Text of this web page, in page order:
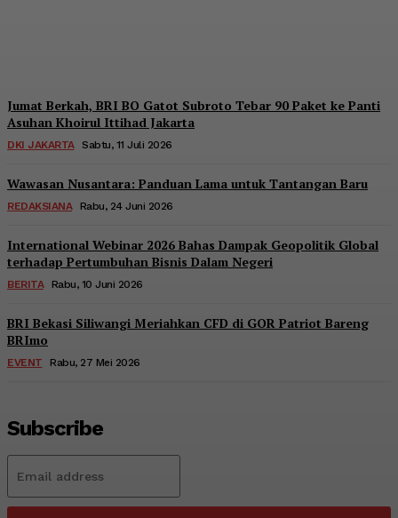
Jumat Berkah, BRI BO Gatot Subroto Tebar 90 Paket ke Panti
Asuhan Khoirul Ittihad Jakarta
DKI JAKARTA Sabtu, 11 Juli 2026
Wawasan Nusantara: Panduan Lama untuk Tantangan Baru
REDAKSIANA Rabu, 24 Juni 2026
International Webinar 2026 Bahas Dampak Geopolitik Global
terhadap Pertumbuhan Bisnis Dalam Negeri
BERITA Rabu, 10 Juni 2026
BRI Bekasi Siliwangi Meriahkan CFD di GOR Patriot Bareng
BRImo
EVENT Rabu, 27 Mei 2026
Subscribe